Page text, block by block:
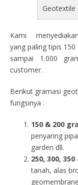
Geotextile
Kami
yang paling tipis
sampai 1.000
customer.
Berikut gramasi
fungsinya :
150 & 200
penyaring
garden dll.
250, 300,
tanah, alas